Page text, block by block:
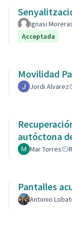
Ignasi
Acceptada
Movilidad
Jordi Alvarez
autóctona
Mar Torres
Pantalles
Antonio